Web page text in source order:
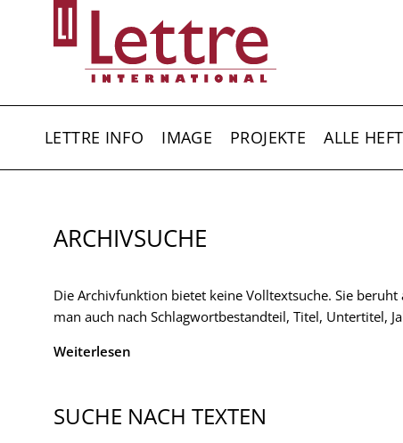
LETTRE INFO IMAGE PROJEKTE ALLE
ARCHIVSUCHE
Die Archivfunktion bietet keine Volltextsuche. Sie
man auch nach Schlagwortbestandteil, Titel, Untertitel,
Weiterlesen
SUCHE NACH TEXTEN